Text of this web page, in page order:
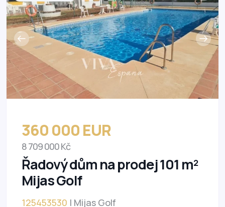
360 000 EUR
8 709 000 Kč
Řadový dům na prodej 101 m²
Mijas Golf
125453530 | Mijas Golf